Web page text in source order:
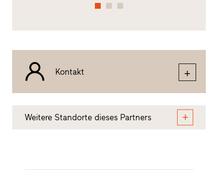
Kontakt
Weitere Standorte dieses Partners